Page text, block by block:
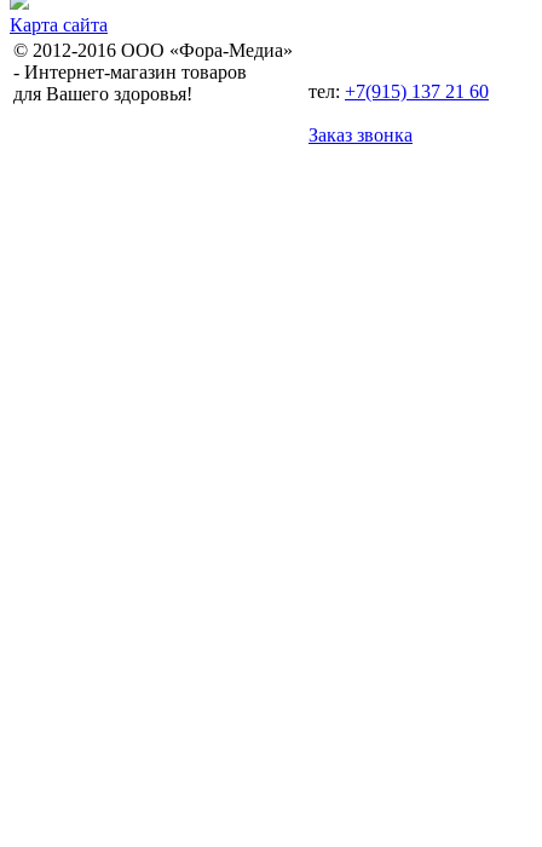
Карта сайта
© 2012-2016 ООО «Фора-Медиа»
- Интернет-магазин товаров
для Вашего здоровья!
тел: +7(915) 137 21 60
Заказ звонка